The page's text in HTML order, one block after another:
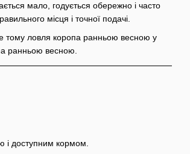
мало, годується обережно і часто
місця і точної подачі.
тому ловля коропа ранньою весною у
ранньою весною.
і доступним кормом.